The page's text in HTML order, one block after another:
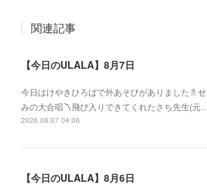
関連記事
【今日のULALA】8月7日
今日はけやきひろばで外あそびがありました🚿せ
みの大合唱〽飛び入りできてくれたさち先生(元…
2026.08.07 04:06
【今日のULALA】8月6日